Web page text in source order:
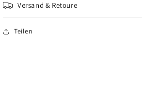
Versand & Retoure
Teilen